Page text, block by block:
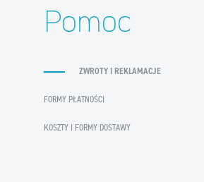
Pomoc
ZWROTY I REKLAMACJE
FORMY PŁATNOŚCI
KOSZTY I FORMY DOSTAWY